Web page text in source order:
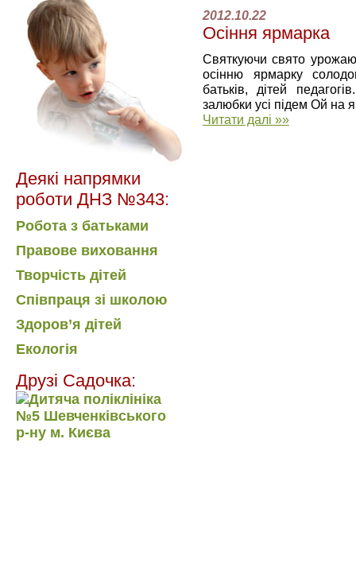
Деякі напрямки
роботи ДНЗ №343:
Робота з батьками
Правове виховання
Творчість дітей
Співпраця зі школою
Здоров’я дітей
Екологія
Друзі Садочка:
2012.10.22
Осіння ярмарка
Святкуючи свято
осінню ярмарку
батьків, дітей
залюбки усі підем Ой на
Читати далі »»